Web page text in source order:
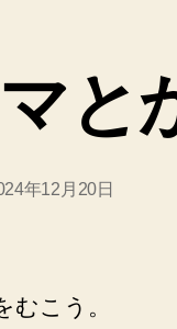
と
年12月20日
こう。